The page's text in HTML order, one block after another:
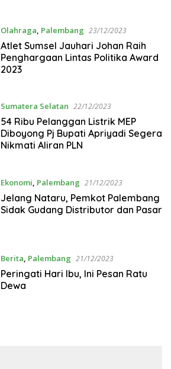
Olahraga, Palembang 23/12/2023
Atlet Sumsel Jauhari Johan Raih
Penghargaan Lintas Politika Award
2023
Sumatera Selatan 22/12/2023
54 Ribu Pelanggan Listrik MEP
Diboyong Pj Bupati Apriyadi Segera
Nikmati Aliran PLN
Ekonomi Palembang 21/12/2023
Jelang Nataru, Pemkot Palembang
Sidak Gudang Distributor dan Pasar
Berita, Palembang 21/12/2023
Peringati Hari Ibu, Ini Pesan Ratu
Dewa